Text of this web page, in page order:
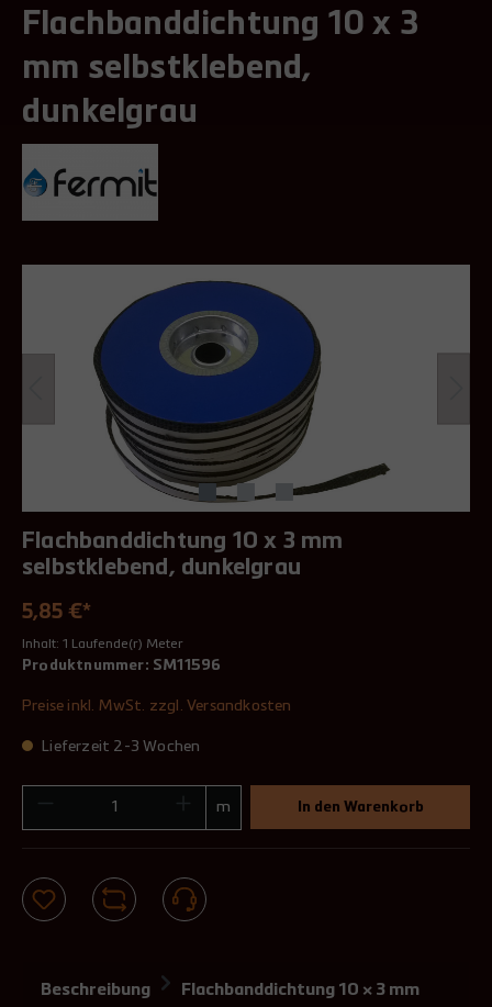
Flachbanddichtung 10 x 3
mm selbstklebend,
dunkelgrau
Flachbanddichtung 10 x 3 mm
selbstklebend, dunkelgrau
5,85 €*
Inhalt: 1 Laufende(r) Meter
Produktnummer: SM11596
Preise inkl. MwSt. zzgl. Versandkosten
Lieferzeit 2-3 Wochen
m In den Warenkorb
Beschreibung
Flachbanddichtung 10 × 3 mm